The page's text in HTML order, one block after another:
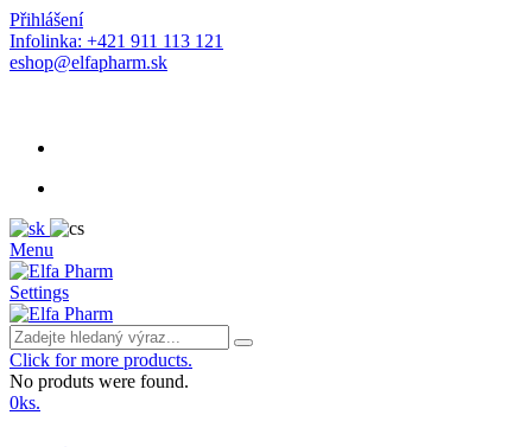
Přihlášení
Infolinka: +421 911 113 121
eshop@elfapharm.sk
Menu
Settings
Click for more products.
No produts were found.
0ks.